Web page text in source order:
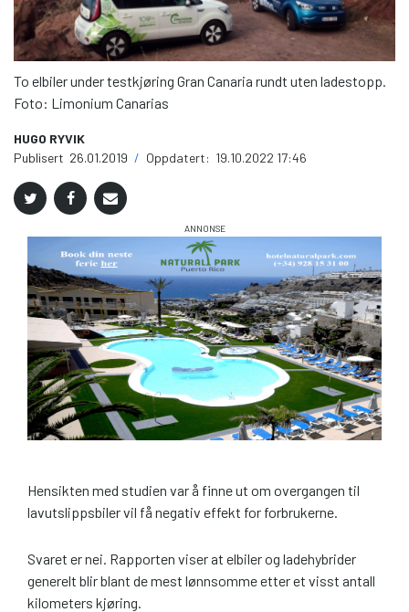
To elbiler under testkjøring Gran Canaria rundt uten ladestopp.
Foto: Limonium Canarias
HUGO RYVIK
Publisert 26.01.2019 / Oppdatert: 19.10.2022 17:46
Hensikten med studien var å finne ut om overgangen til
lavutslippsbiler vil få negativ effekt for forbrukerne.
Svaret er nei. Rapporten viser at elbiler og ladehybrider
generelt blir blant de mest lønnsomme etter et visst antall
kilometers kjøring.